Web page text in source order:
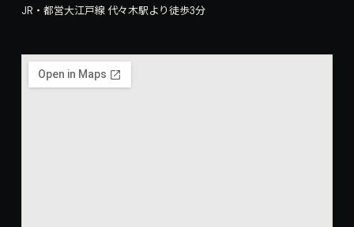
JR・都営大江戸線 代々木駅より徒歩3分